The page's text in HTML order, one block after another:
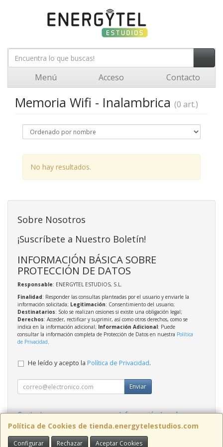
Menú Acceso Contacto
Memoria Wifi - Inalambrica (0 art.)
No hay resultados.
Política de Cookies de tienda.energytelestudios.com
Configurar Rechazar Aceptar Cookies
Sobre Nosotros
¡Suscríbete a Nuestro Boletín!
INFORMACIÓN BÁSICA SOBRE
PROTECCIÓN DE DATOS
Responsable: ENERGYTEL ESTUDIOS, S.L.
Finalidad: Responder las consultas planteadas por el usuario y enviarle la
información solicitada; Legitimación: Consentimiento del usuario;
Destinatarios: Solo se realizan cesiones si existe una obligación legal;
Derechos: Acceder, rectificar y suprimir, así como otros derechos, como se
indica en la información adicional; Información Adicional: Puede
consultar la información completa de Protección de Datos en nuestra Política
de Privacidad.
He leído y acepto la Política de Privacidad.
Enviar
Contacto
Información Legal
Política Privacidad
Política de Cookies